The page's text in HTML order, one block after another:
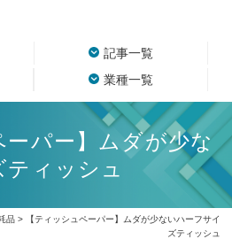
記事一覧
業種一覧
ーパー】ムダが少な
ィッシュ
品> 【ティッシュペーパー】ムダが少ないハーフサイ
ズティッシュ